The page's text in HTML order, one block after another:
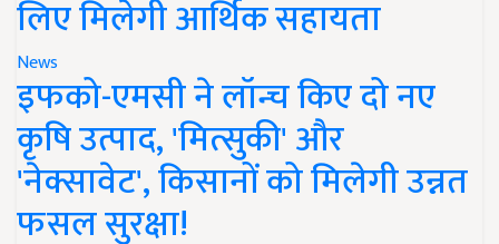
लिए मिलेगी आर्थिक सहायता
News
इफको-एमसी ने लॉन्च किए दो नए
कृषि उत्पाद, 'मित्सुकी' और
'नेक्सावेट', किसानों को मिलेगी उन्नत
फसल सुरक्षा!